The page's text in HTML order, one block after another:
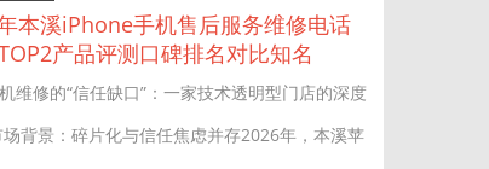
本溪iPhone手机售后服务维修电话
产品评测口碑排名对比知名
维修的“信任缺口”：一家技术透明型门店的深度
背景：碎片化与信任焦虑并存2026年，本溪苹